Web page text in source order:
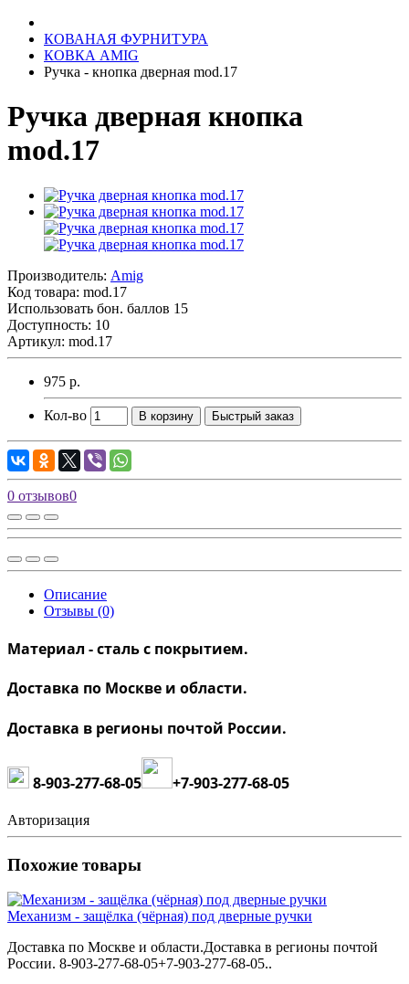
КОВАНАЯ ФУРНИТУРА
КОВКА AMIG
Ручка - кнопка дверная mod.17
Ручка дверная кнопка
mod.17
Производитель: Amig
Код товара: mod.17
Использовать бон. баллов 15
Доступность: 10
Артикул: mod.17
975 р.
Кол-во В корзину Быстрый заказ
0 отзывов0
Описание
Отзывы (0)
Материал - сталь с покрытием.
Доставка по Москве и области.
Доставка в регионы почтой России.
8-903-277-68-05 +7-903-277-68-05
Авторизация
Похожие товары
Механизм - защёлка (чёрная) под дверные ручки
Доставка по Москве и области.Доставка в регионы почтой
России. 8-903-277-68-05+7-903-277-68-05..